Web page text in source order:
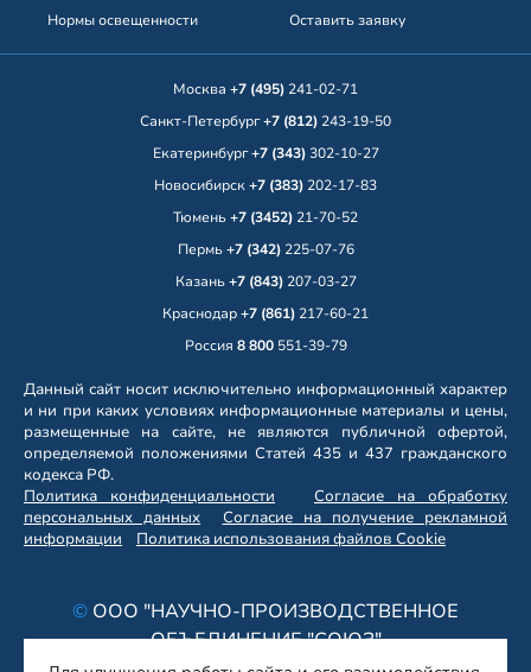
Нормы освещенности
Оставить заявку
Москва +7 (495) 241-02-71
Санкт-Петербург+7 (812) 243-19-50
Екатеринбург+7 (343)302-10-27
Новосибирск+7 (383) 202-17-83
Тюмень+7 (3452) 21-70-52
Пермь+7 (342)225-07-76
Казань+7 (843)207-03-27
Краснодар+7 (861) 217-60-21
Россия 8 800551-39-79
Данный сайт носит исключительно информационный характер
и ни при каких условиях информационные материалы и цены,
размещенные на сайте, не являются публичной офертой,
определяемой положениями Статей 435 и 437 гражданского
кодекса РФ.
Политика конфиденциальности
Согласие на обработку
персональных данных
Согласие на получение рекламной
информации
Политика использования файлов Cookie
© ООО "НАУЧНО-ПРОИЗВОДСТВЕННОЕ
ОБЪЕДИНЕНИЕ "СОЮЗ"